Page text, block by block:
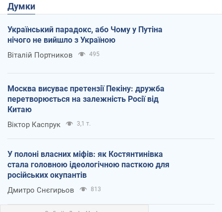
Думки
Український парадокс, або Чому у Путіна
нічого не вийшло з Україною
Віталій Портников 495
Москва висуває претензії Пекіну: дружба
перетворюється на залежність Росії від
Китаю
Віктор Каспрук 3,1 т.
У полоні власних міфів: як Костянтинівка
стала головною ідеологічною пасткою для
російських окупантів
Дмитро Снєгирьов 813